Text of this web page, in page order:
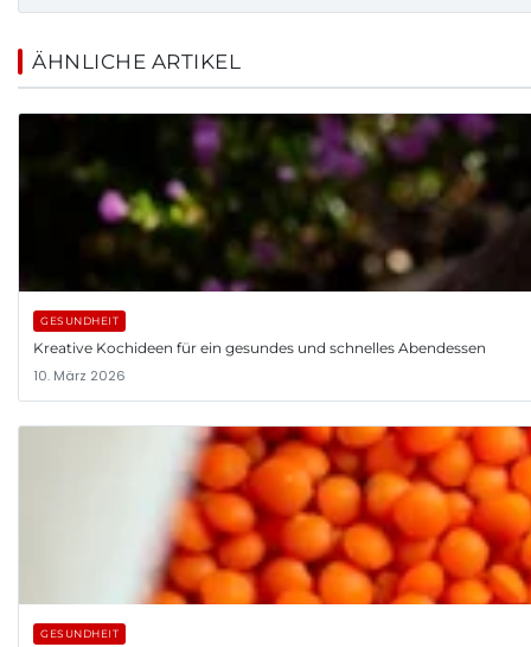
ÄHNLICHE ARTIKEL
GESUNDHEIT
Kreative Kochideen für ein gesundes und schnelles Abendessen
10. März 2026
GESUNDHEIT